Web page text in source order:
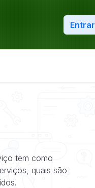
Entrar
tem como
quais são